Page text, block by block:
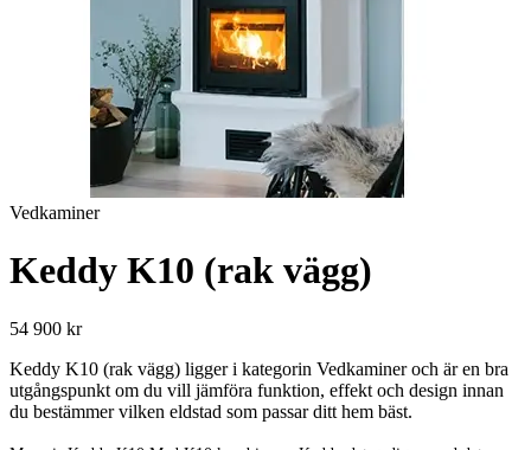
Vedkaminer
Keddy K10 (rak vägg)
54 900 kr
Keddy K10 (rak vägg) ligger i kategorin Vedkaminer och är en bra
utgångspunkt om du vill jämföra funktion, effekt och design innan
du bestämmer vilken eldstad som passar ditt hem bäst.